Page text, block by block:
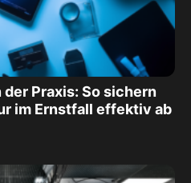
Praxis: So sichern
im Ernstfall effektiv ab